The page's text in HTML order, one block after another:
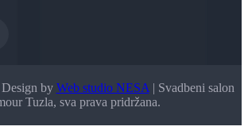
by Web studio NESA | Svadbeni salon
Tuzla, sva prava pridržana.